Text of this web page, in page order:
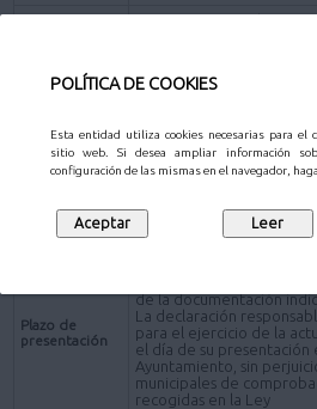
POLÍTICA DE COOKIES
Esta entidad utiliza cookies necesarias para el
sitio web. Si desea ampliar información
configuración de las mismas en el navegador,
Requisitos de
iniciación
prefabricadas y de los
uso.
La solicitud contendrá los
de Procedimiento
interesado, solicitud,
quien se dirige.
Plazo de
presentación
de la documentación
La declaración
para el ejercicio de la
el día de su presentación
Ayuntamiento, sin
municipales de
recogidas en la Ley